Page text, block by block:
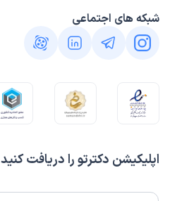
اپلیکیشن دکترتو را دریافت کنید
شبکه های اجتماعی